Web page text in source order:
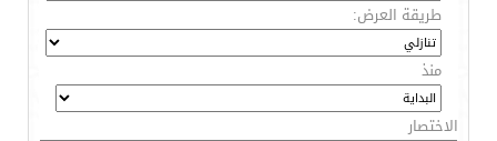
طريقة العرض:
منذ
الاختصار